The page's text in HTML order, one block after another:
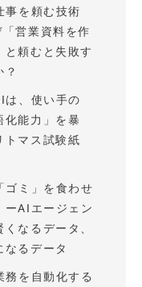
事を頼む技術
営業資料を作
と頼むと失敗す
？
は、使い手の
化能力」を暴
トマス試験紙
ゴミ」を食わせ
AIエージェン
くなるデータ、
なるデータ
務を自動化する